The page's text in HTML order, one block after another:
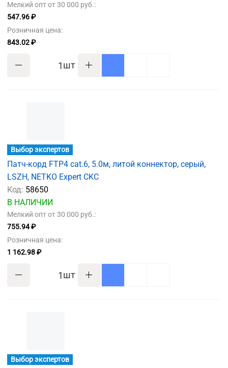
Мелкий опт от 30 000 руб.:
547.96 ₽
Розничная цена:
843.02 ₽
шт
Выбор экспертов
Патч-корд FTP4 cat.6, 5.0м, литой коннектор, серый,
LSZH, NETKO Expert CKC
Код: 58650
В НАЛИЧИИ
Мелкий опт от 30 000 руб.:
755.94 ₽
Розничная цена:
1 162.98 ₽
шт
Выбор экспертов